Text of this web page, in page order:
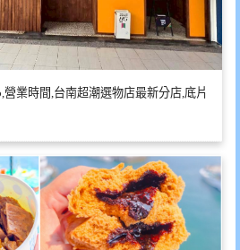
營業時間,台南超潮選物店最新分店,底片